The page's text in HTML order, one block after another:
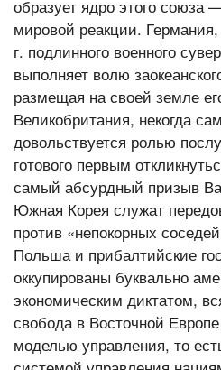
образует ядро этого союза
мировой реакции.
г. подлинного военного
выполняет волю
размещая на своей земле
Великобритания, некогда
довольствуется ролью
готового первым
самый абсурдный призыв
Южная Корея служат
против «непокорных
Польша и прибалтийские
оккупированы буквально
экономическим диктатом,
свобода в Восточной
моделью управления, то